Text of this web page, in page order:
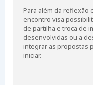
Para além da reflexão
encontro visa
de partilha e troca de
desenvolvidas ou a
integrar as propostas
iniciar.